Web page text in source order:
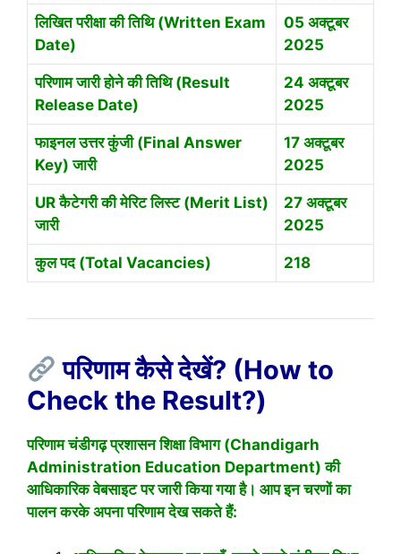
लिखित परीक्षा की तिथि (Written Exam
Date)
05 अक्टूबर
2025
परिणाम जारी होने की तिथि (Result
Release Date)
24 अक्टूबर
2025
फाइनल उत्तर कुंजी (Final Answer
Key) जारी
17 अक्टूबर
2025
UR कैटेगरी की मेरिट लिस्ट (Merit List)
जारी
27 अक्टूबर
2025
कुल पद (Total Vacancies) 218
परिणाम कैसे देखें? (How to
Check the Result?)
परिणाम चंडीगढ़ प्रशासन शिक्षा विभाग (Chandigarh
Administration Education Department) की
आधिकारिक वेबसाइट पर जारी किया गया है। आप इन चरणों का
पालन करके अपना परिणाम देख सकते हैं: